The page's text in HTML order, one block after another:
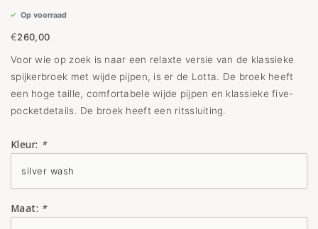
Op voorraad
€260,00
Voor wie op zoek is naar een relaxte versie van de klassieke
spijkerbroek met wijde pijpen, is er de Lotta. De broek heeft
een hoge taille, comfortabele wijde pijpen en klassieke five-
pocketdetails. De broek heeft een ritssluiting.
Kleur: *
Maat: *